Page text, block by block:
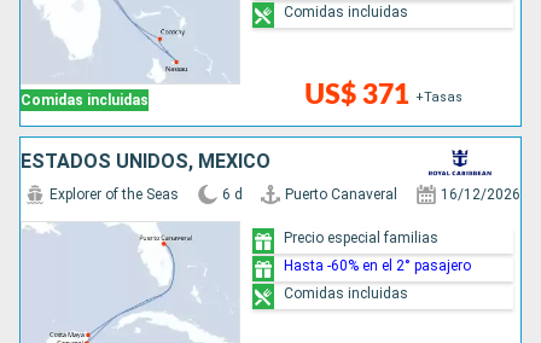
Comidas incluidas US$ 371 +Tasas
Comidas incluidas
ESTADOS UNIDOS, MÉXICO
Explorer of the Seas 6 d Puerto Canaveral 16/12/2026
Precio especial familias
Hasta -60% en el 2° pasajero
Comidas incluidas